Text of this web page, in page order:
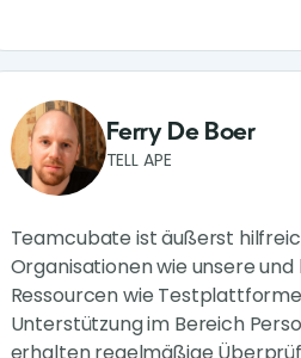
Ferry De Boer
TELL APE
Teamcubate ist äußerst
Organisationen wie unsere
Ressourcen wie
Unterstützung im Bereich
erhalten regelmäßige